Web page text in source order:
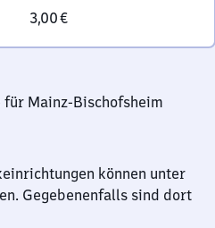
0
Uhr
3,00 €
Mainz-Bischofsheim
können unter
Gegebenenfalls sind dort